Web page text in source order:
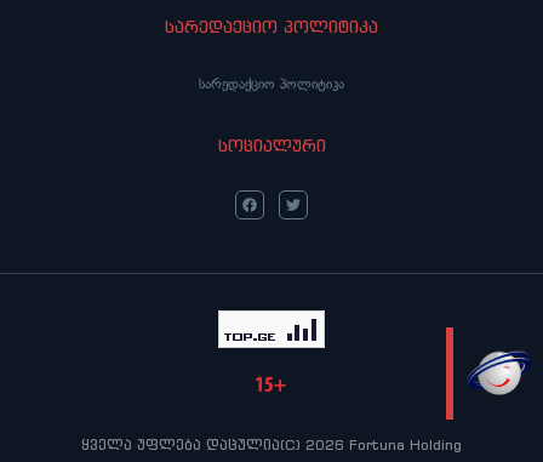
LIVE
სარედაქციო პოლიტიკა
სარედაქციო პოლიტიკა
სოციალური
ყველა უფლება დაცულია(C) 2026 Fortuna Holding